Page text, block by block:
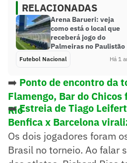
RELACIONADAS
Arena Barueri: veja
como está o local que
receberá jogo do
Palmeiras no Paulistão
Futebol Nacional Há 1
➡️ Ponto de encontro da
Flamengo, Bar do
Rio
➡️Estreia de Tiago
Benfica x Barcelona
Os dois jogadores foram
Brasil no torneio. Ao falar